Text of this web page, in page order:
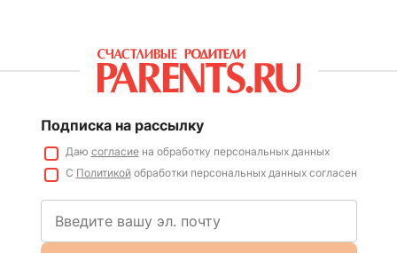
Подписка на рассылку
Даю согласиена обработку персональных данных
С Политикойобработки персональных данных согласен